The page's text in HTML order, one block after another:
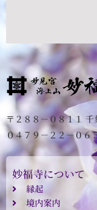
〒２８８－０８１１
０４７９－２２－０６
妙福寺について
縁起
境内案内